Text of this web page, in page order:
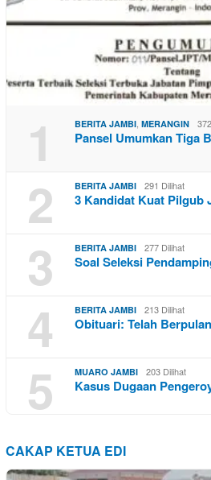
1 BERITA JAMBI MERANGIN
Pansel Umumkan Tiga
2 BERITA JAMBI 291 Dilihat
3 Kandidat Kuat Pilgub
3 BERITA JAMBI 277 Dilihat
Soal Seleksi
4 BERITA JAMBI 213 Dilihat
Obituari: Telah
5 MUARO JAMBI 203 Dilihat
Kasus Dugaan
CAKAP KETUA EDI